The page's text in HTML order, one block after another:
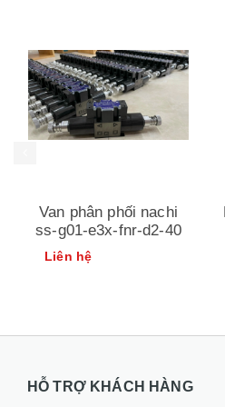
Van phân phối nachi
ss-g01-e3x-fnr-d2-40
Liên hệ
HỖ TRỢ KHÁCH HÀNG